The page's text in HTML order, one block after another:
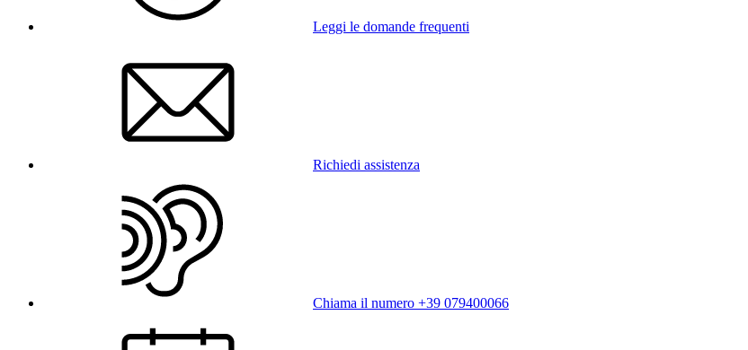
Leggi le domande frequenti
Richiedi assistenza
Chiama il numero +39 079400066